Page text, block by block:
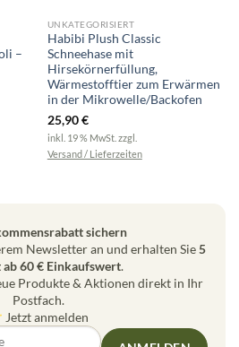
–
UNKATEGORISIERT
Habibi Plush Classic
Schneehase mit
Hirsekörnerfüllung,
Wärmestofftier zum Erwärmen
in der Mikrowelle/Backofen
25,90€
inkl. 19 % MwSt. zzgl.
Versand / Lieferzeiten
sichern
Newsletter an und erhalten Sie5
ab 60 € Einkaufswert.
Produkte & Aktionen direkt in Ihr
Postfach.
Jetzt anmelden